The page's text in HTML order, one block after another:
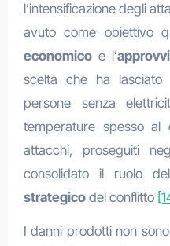
l’intensificazione degli
avuto come obiettivo
economicoe l’
scelta che ha
persone senza
temperature spesso
attacchi, proseguiti
consolidato il ruolo
strategicodel conflitto
I danni prodotti non